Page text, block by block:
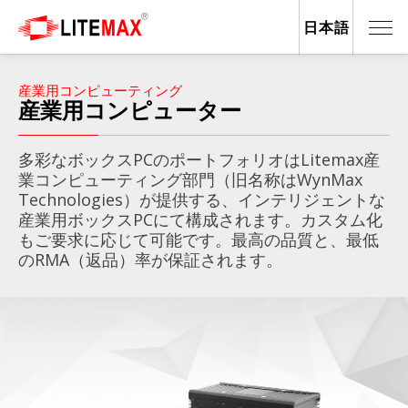
産業用コンピューティング
産業用コンピューター
多彩なボックスPCのポートフォリオはLitemax産
業コンピューティング部門（旧名称はWynMax
Technologies）が提供する、インテリジェントな
産業用ボックスPCにて構成されます。カスタム化
もご要求に応じて可能です。最高の品質と、最低
のRMA（返品）率が保証されます。
日本語